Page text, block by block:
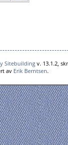
Sitebuilding v. 13.1.2,
av Erik Berntsen.